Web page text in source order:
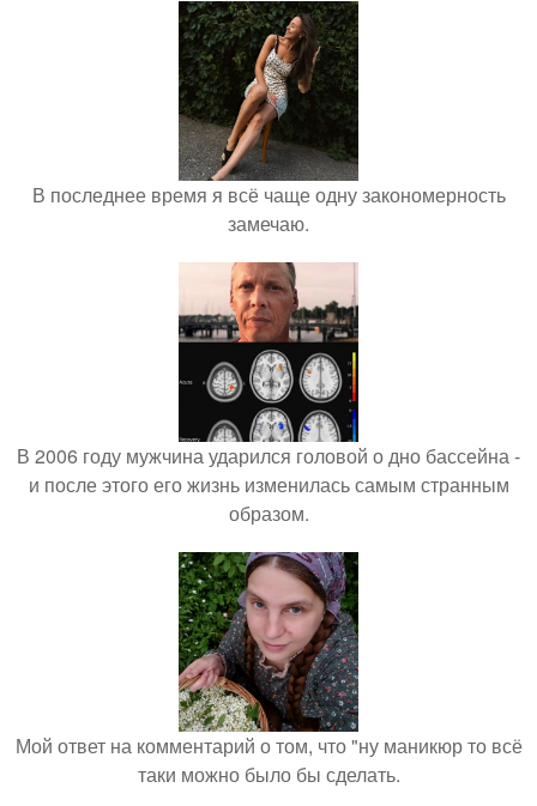
В последнее время я всё чаще одну закономерность
замечаю.
В 2006 году мужчина ударился головой о дно бассейна -
и после этого его жизнь изменилась самым странным
образом.
Мой ответ на комментарий о том, что "ну маникюр то всё
таки можно было бы сделать.